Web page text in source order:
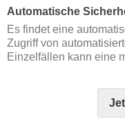
Automatische
Es findet eine
Zugriff von
Einzelfällen kann eine